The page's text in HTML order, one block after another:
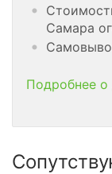
Самара
Подробнее о